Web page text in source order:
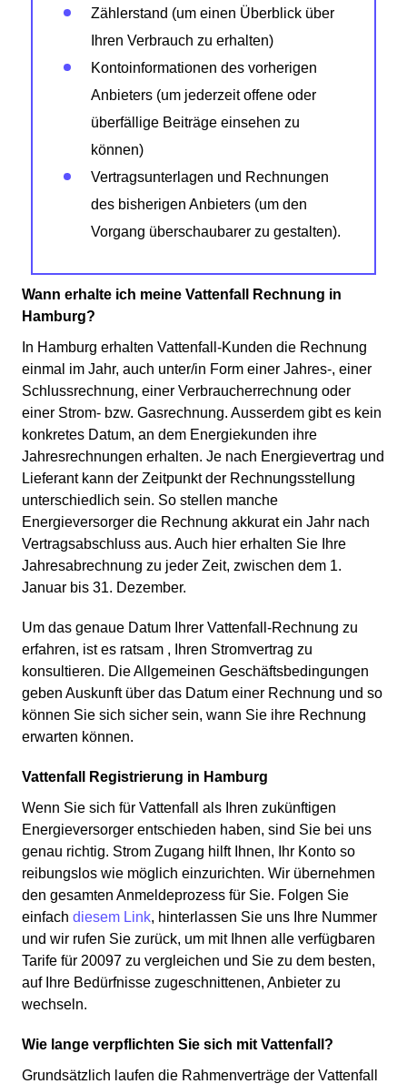
Zählerstand (um einen Überblick über
Ihren Verbrauch zu erhalten)
Kontoinformationen des vorherigen
Anbieters (um jederzeit offene oder
überfällige Beiträge einsehen zu
können)
Vertragsunterlagen und Rechnungen
des bisherigen Anbieters (um den
Vorgang überschaubarer zu gestalten).
Wann erhalte ich meine Vattenfall Rechnung in
Hamburg?
In Hamburg erhalten Vattenfall-Kunden die Rechnung
einmal im Jahr, auch unter/in Form einer Jahres-, einer
Schlussrechnung, einer Verbraucherrechnung oder
einer Strom- bzw. Gasrechnung. Ausserdem gibt es kein
konkretes Datum, an dem Energiekunden ihre
Jahresrechnungen erhalten. Je nach Energievertrag und
Lieferant kann der Zeitpunkt der Rechnungsstellung
unterschiedlich sein. So stellen manche
Energieversorger die Rechnung akkurat ein Jahr nach
Vertragsabschluss aus. Auch hier erhalten Sie Ihre
Jahresabrechnung zu jeder Zeit, zwischen dem 1.
Januar bis 31. Dezember.
Um das genaue Datum Ihrer Vattenfall-Rechnung zu
erfahren, ist es ratsam , Ihren Stromvertrag zu
konsultieren. Die Allgemeinen Geschäftsbedingungen
geben Auskunft über das Datum einer Rechnung und so
können Sie sich sicher sein, wann Sie ihre Rechnung
erwarten können.
Vattenfall Registrierung in Hamburg
Wenn Sie sich für Vattenfall als Ihren zukünftigen
Energieversorger entschieden haben, sind Sie bei uns
genau richtig. Strom Zugang hilft Ihnen, Ihr Konto so
reibungslos wie möglich einzurichten. Wir übernehmen
den gesamten Anmeldeprozess für Sie. Folgen Sie
einfach diesem Link, hinterlassen Sie uns Ihre Nummer
und wir rufen Sie zurück, um mit Ihnen alle verfügbaren
Tarife für 20097 zu vergleichen und Sie zu dem besten,
auf Ihre Bedürfnisse zugeschnittenen, Anbieter zu
wechseln.
Wie lange verpflichten Sie sich mit Vattenfall?
Grundsätzlich laufen die Rahmenverträge der Vattenfall